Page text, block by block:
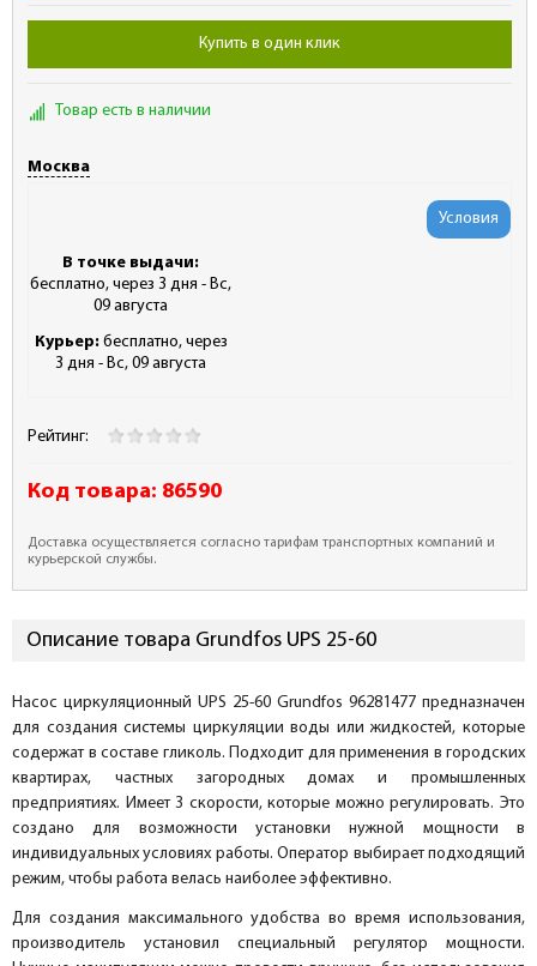
Купить в один клик
Товар есть в наличии
Москва
Условия
В точке выдачи:
бесплатно, через 3 дня - Вс,
09 августа
Курьер: бесплатно, через
3 дня - Вс, 09 августа
Рейтинг:
Код товара: 86590
Доставка осуществляется согласно тарифам транспортных компаний и
курьерской службы.
Описание товара Grundfos UPS 25-60
Насос циркуляционный UPS 25-60 Grundfos 96281477 предназначен
для создания системы циркуляции воды или жидкостей, которые
содержат в составе гликоль. Подходит для применения в городских
квартирах, частных загородных домах и промышленных
предприятиях. Имеет 3 скорости, которые можно регулировать. Это
создано для возможности установки нужной мощности в
индивидуальных условиях работы. Оператор выбирает подходящий
режим, чтобы работа велась наиболее эффективно.
Для создания максимального удобства во время использования,
производитель установил специальный регулятор мощности.